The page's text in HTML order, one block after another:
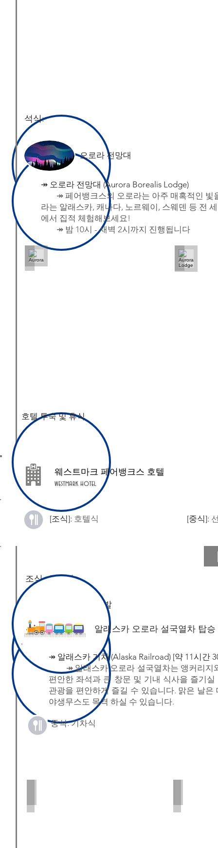
석식:
오로라 전망대
↠ ​오로라 전망대 (Aurora Borealis Lodge)
↠ 페어뱅크스의 오로라는 아주 매혹적인 빛
라는 알래스카, 캐나다, 노르웨이, 스웨덴 등 전
에서 집적 체험해보세요!
↠ 밤 10시 - 새벽 2시까지 진행됩니다
Aurora
PC:
Roy
Aurora
호텔 투숙 및 휴식
웨스트마크 페어뱅크스 호텔
westmark hotel
[조식]: 호텔식 [중식]:
조식: 호텔식
​조식 후 호텔에서 출발
↠ 알래스카 기차 (Alaska Railroad) [약 11시간
↠알래스카 오로라 설국열차는 앵커리
편안한 좌석과 큰 창문 및 기내 식사을 즐기
관광을 편안하게 즐길 수 있습니다. 맑은 날은
야생무스도 목격 하실 수 있습니다.
중식: 기차식
알래스카 오로라 설국열차 탑승